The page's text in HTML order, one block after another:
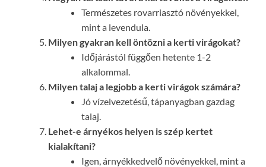
Természetes rovarriasztó növényekkel,
mint a levendula.
Milyen gyakran kell öntözni a kerti virágokat?
Időjárástól függően hetente 1-2
alkalommal.
Milyen talaj a legjobb a kerti virágok számára?
Jó vízelvezetésű, tápanyagban gazdag
talaj.
Lehet-e árnyékos helyen is szép kertet
kialakítani?
Igen, árnyékkedvelő növényekkel, mint a